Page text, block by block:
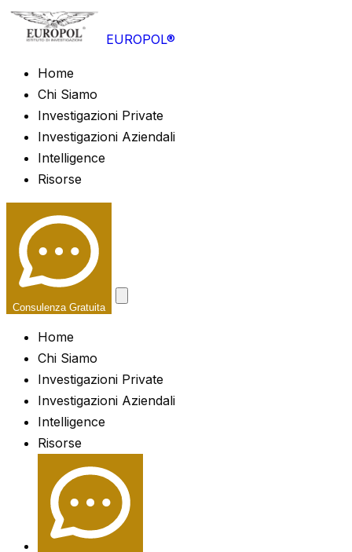
EUROPOL®
Home
Chi Siamo
Investigazioni Private
Investigazioni Aziendali
Intelligence
Risorse
Consulenza Gratuita
Home
Chi Siamo
Investigazioni Private
Investigazioni Aziendali
Intelligence
Risorse